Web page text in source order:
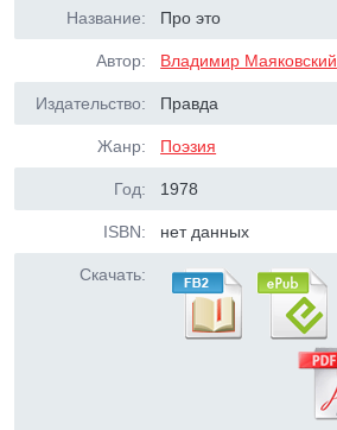
Название: Про это
Автор: Владимир Маяковский
Издательство: Правда
Жанр: Поэзия
Год: 1978
ISBN: нет данных
Скачать: